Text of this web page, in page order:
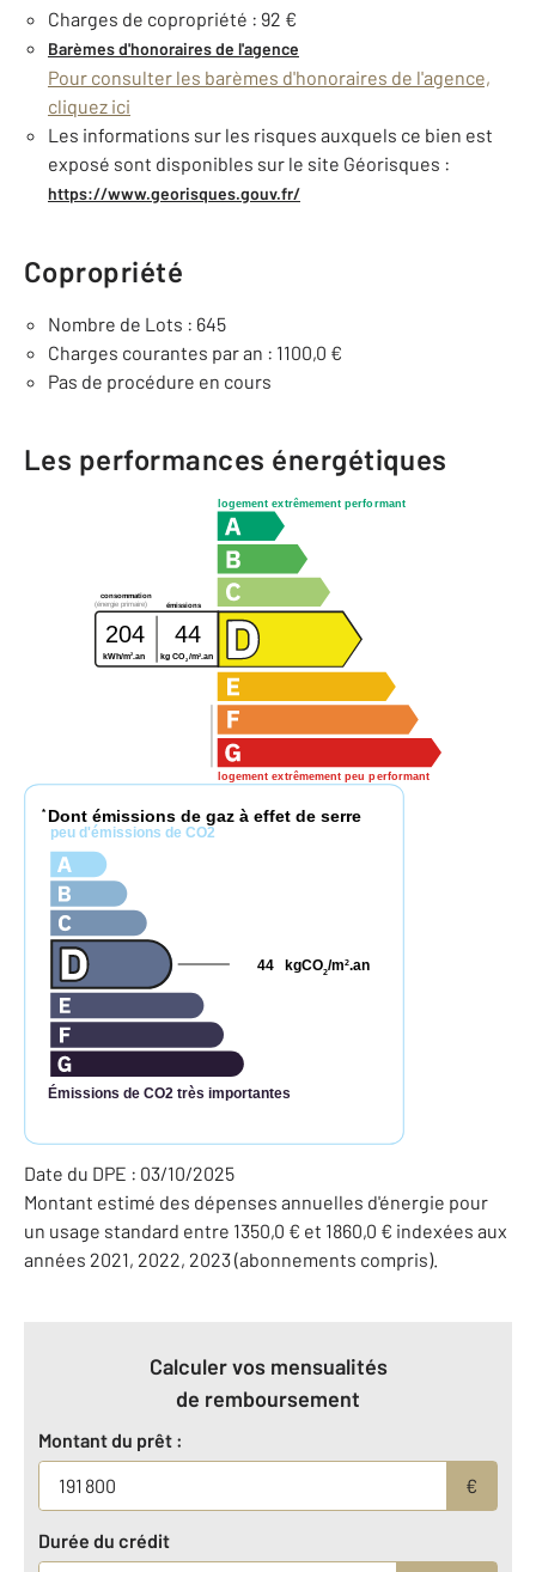
Charges de copropriété : 92 €
Barèmes d'honoraires de l'agence
Pour consulter les barèmes d'honoraires de l'agence,
cliquez ici
Les informations sur les risques auxquels ce bien est
exposé sont disponibles sur le site Géorisques :
https://www.georisques.gouv.fr/
Copropriété
Nombre de Lots : 645
Charges courantes par an : 1100,0 €
Pas de procédure en cours
Les performances énergétiques
logement extrêmement performant
logement extrêmement peu performant
consommation
émissions
(énergie primaire)
204 44
kWh/m2.an kg CO2 /m2 .an
* Dont émissions de gaz à effet de serre
peu d'émissions de CO2
Émissions de CO2 très importantes
kgCO2/m2.an
44
Date du DPE : 03/10/2025
Montant estimé des dépenses annuelles d'énergie pour
un usage standard entre 1350,0 € et 1860,0 € indexées aux
années 2021, 2022, 2023 (abonnements compris).
Calculer vos mensualités
de remboursement
Montant du prêt :
€
Durée du crédit